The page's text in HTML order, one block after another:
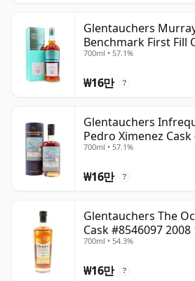
Glentauchers
Benchmark First Fill
2008 14년산
700ml • 57.1%
₩16만 ?
Glentauchers
Pedro Ximenez Cask
산
700ml • 57.1%
₩16만 ?
Glentauchers The
Cask #8546097 2008
700ml • 54.3%
₩16만 ?